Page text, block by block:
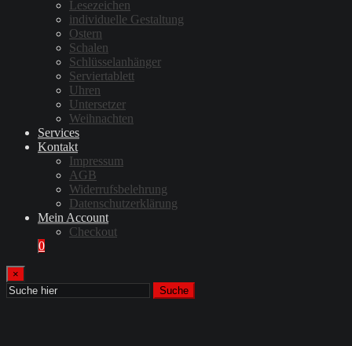
Lesezeichen
individuelle Gestaltung
Ostern
Schalen
Schlüsselanhänger
Serviertablett
Uhren
Untersetzer
Weihnachten
Services
Kontakt
Impressum
AGB
Widerrufsbelehrung
Datenschutzerklärung
Mein Account
Checkout
0
×
Suche